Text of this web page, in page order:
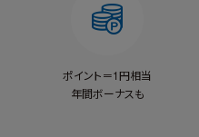
ポイント＝1円相当
年間ボーナスも